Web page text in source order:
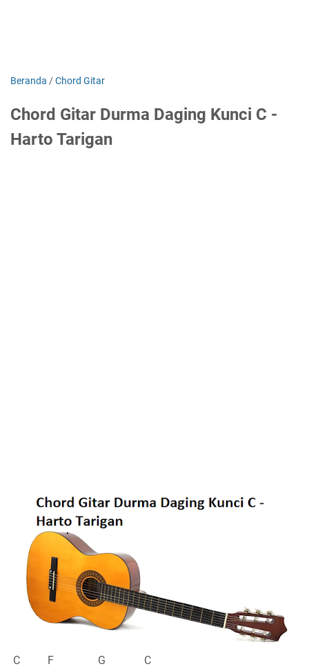
Beranda /Chord Gitar
Chord Gitar Durma Daging Kunci C -
Harto Tarigan
C F G C